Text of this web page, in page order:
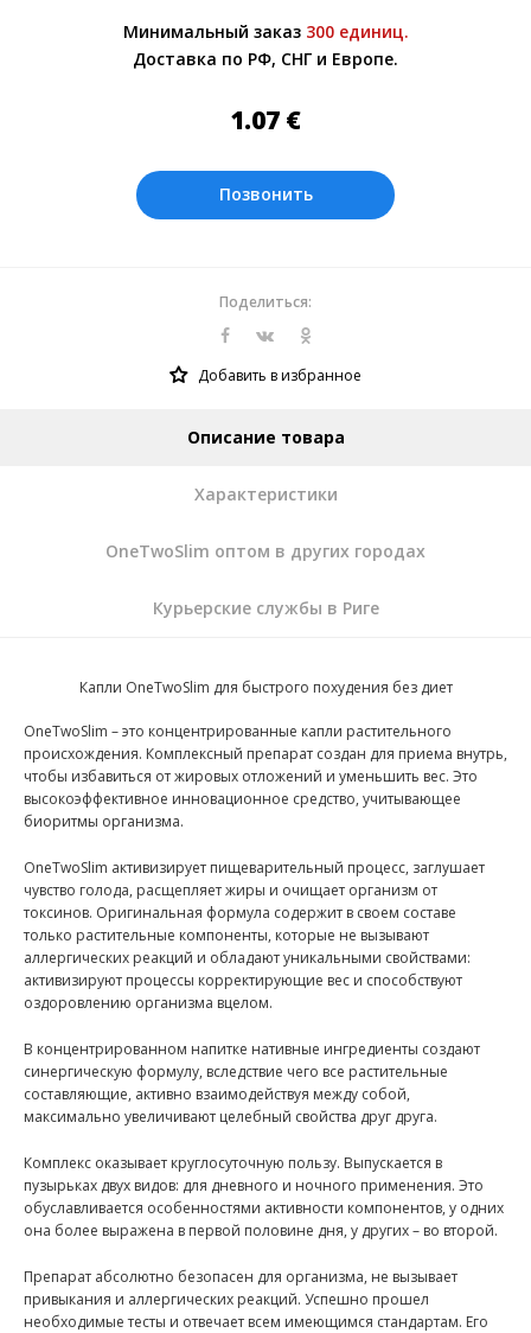
обсуждении заказа с менеджером.
Оплата производится в рублях. Цены на
08.08.2026. Текущий курс 10 руб.=
Минимальный заказ 300 единиц.
Доставка по РФ, СНГ и Европе.
1.07 €
Позвонить
Поделиться:
Добавить в избранное
Описание товара
Характеристики
OneTwoSlim оптом в других городах
Курьерские службы в Риге
Капли OneTwoSlim для быстрого похудения без диет
OneTwoSlim – это концентрированные капли растительного
происхождения. Комплексный препарат создан для приема внутрь,
чтобы избавиться от жировых отложений и уменьшить вес. Это
высокоэффективное инновационное средство, учитывающее
биоритмы организма.
OneTwoSlim активизирует пищеварительный процесс, заглушает
чувство голода, расщепляет жиры и очищает организм от
токсинов. Оригинальная формула содержит в своем составе
только растительные компоненты, которые не вызывают
аллергических реакций и обладают уникальными свойствами:
активизируют процессы корректирующие вес и способствуют
оздоровлению организма вцелом.
В концентрированном напитке нативные ингредиенты создают
синергическую формулу, вследствие чего все растительные
составляющие, активно взаимодействуя между собой,
максимально увеличивают целебный свойства друг друга.
Комплекс оказывает круглосуточную пользу. Выпускается в
пузырьках двух видов: для дневного и ночного применения. Это
обуславливается особенностями активности компонентов, у одних
она более выражена в первой половине дня, у других – во второй.
Препарат абсолютно безопасен для организма, не вызывает
привыкания и аллергических реакций. Успешно прошел
необходимые тесты и отвечает всем имеющимся стандартам. Его